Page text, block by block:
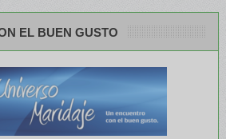
EL BUEN GUSTO